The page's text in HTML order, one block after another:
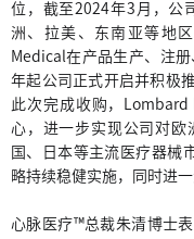
位，截至2024年3月，公
洲、拉美、东南亚等地
Medical在产品生产、注
年起公司正式开启并积极
此次完成收购，
心，进一步实现公司对欧
国、日本等主流医疗器械
略持续稳健实施，同时进
心脉医疗™总裁朱清博士